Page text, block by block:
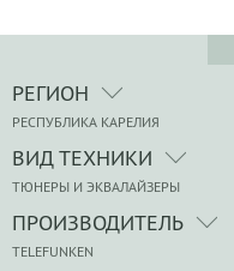
РЕГИОН
РЕСПУБЛИКА КАРЕЛИЯ
ВИД ТЕХНИКИ
ТЮНЕРЫ И ЭКВАЛАЙЗЕРЫ
ПРОИЗВОДИТЕЛЬ
TELEFUNKEN